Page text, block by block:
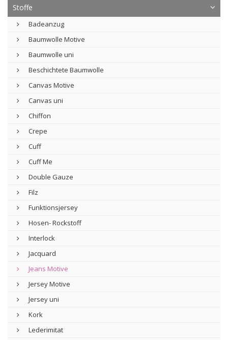
Stoffe
Badeanzug
Baumwolle Motive
Baumwolle uni
Beschichtete Baumwolle
Canvas Motive
Canvas uni
Chiffon
Crepe
Cuff
Cuff Me
Double Gauze
Filz
Funktionsjersey
Hosen- Rockstoff
Interlock
Jacquard
Jeans Motive
Jersey Motive
Jersey uni
Kork
Lederimitat